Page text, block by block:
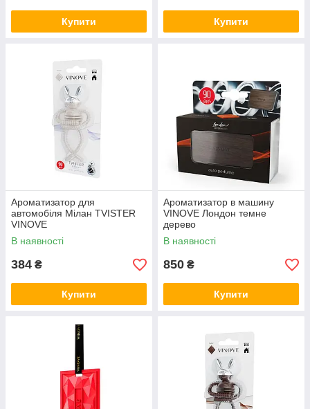
Купити Купити
Ароматизатор для
автомобіля Мілан TVISTER
VINOVE
В наявності
384 ₴
Купити
Ароматизатор в машину
VINOVE Лондон темне
дерево
В наявності
850 ₴
Купити